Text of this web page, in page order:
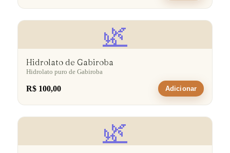
🌿
Hidrolato de Gabiroba
Hidrolato puro de Gabiroba
R$ 100,00 Adicionar
🌿